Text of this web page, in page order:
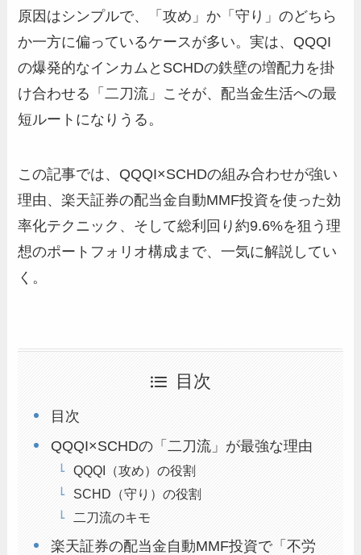
原因はシンプルで、「攻め」か「守り」のどちら
か一方に偏っているケースが多い。実は、QQQI
の爆発的なインカムとSCHDの鉄壁の増配力を掛
け合わせる「二刀流」こそが、配当金生活への最
短ルートになりうる。
この記事では、QQQI×SCHDの組み合わせが強い
理由、楽天証券の配当金自動MMF投資を使った効
率化テクニック、そして総利回り約9.6%を狙う理
想のポートフォリオ構成まで、一気に解説してい
く。
目次
目次
QQQI×SCHDの「二刀流」が最強な理由
QQQI（攻め）の役割
SCHD（守り）の役割
二刀流のキモ
楽天証券の配当金自動MMF投資で「不労